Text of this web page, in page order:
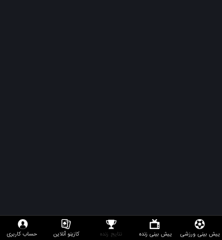
پیش بینی ورزشی پیش بینی زنده نتایج زنده کازینو آنلاین حساب کاربری